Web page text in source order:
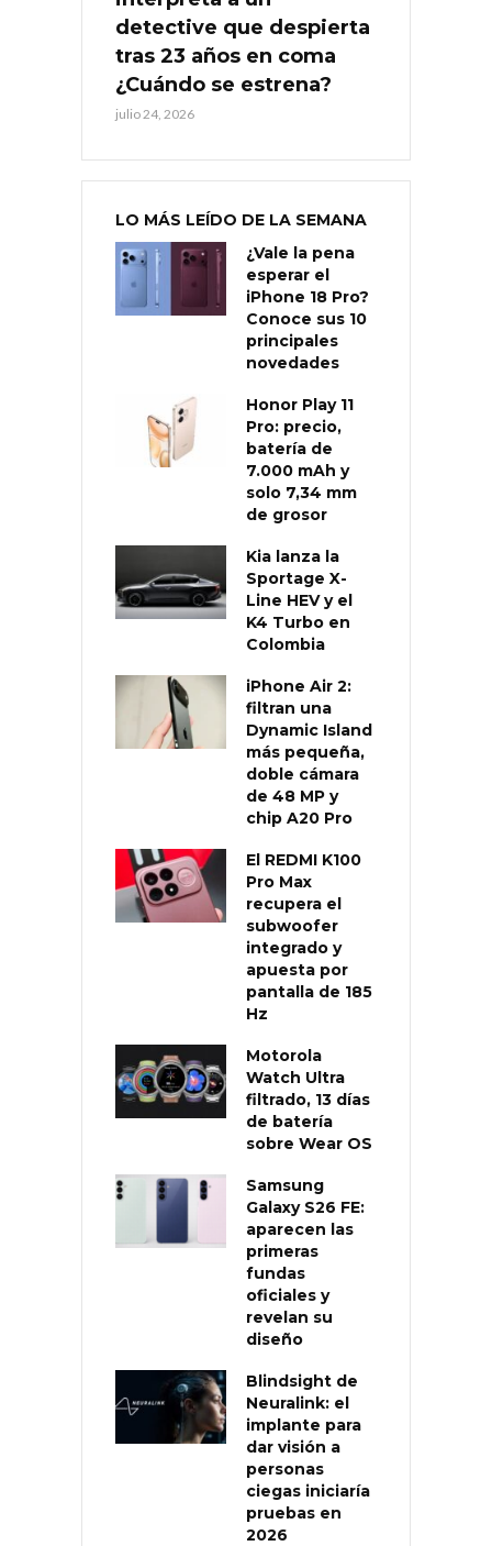
detective que despierta
tras 23 años en coma
¿Cuándo se estrena?
julio 24, 2026
LO MÁS LEÍDO DE LA SEMANA
¿Vale la pena
esperar el
iPhone 18 Pro?
Conoce sus 10
principales
novedades
Honor Play 11
Pro: precio,
batería de
7.000 mAh y
solo 7,34 mm
de grosor
Kia lanza la
Sportage X-
Line HEV y el
K4 Turbo en
Colombia
iPhone Air 2:
filtran una
Dynamic Island
más pequeña,
doble cámara
de 48 MP y
chip A20 Pro
El REDMI K100
Pro Max
recupera el
subwoofer
integrado y
apuesta por
pantalla de 185
Hz
Motorola
Watch Ultra
filtrado, 13 días
de batería
sobre Wear OS
Samsung
Galaxy S26 FE:
aparecen las
primeras
fundas
oficiales y
revelan su
diseño
Blindsight de
Neuralink: el
implante para
dar visión a
personas
ciegas iniciaría
pruebas en
2026